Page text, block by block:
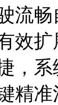
流
效
，
精